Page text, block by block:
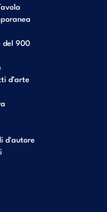
del 900
d’arte
d'autore